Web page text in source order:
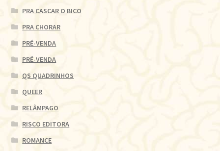
PRA CASCAR O BICO
PRA CHORAR
PRÉ-VENDA
PRÉ-VENDA
QS QUADRINHOS
QUEER
RELÂMPAGO
RISCO EDITORA
ROMANCE